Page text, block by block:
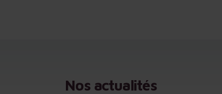
Nos actualités